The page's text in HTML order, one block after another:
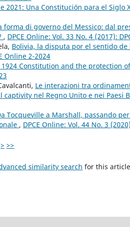
2021: Una Constitución para el Siglo
forma di governo del Messico: dal
, DPCE Online: Vol. 33 No. 4 (2017):
Bolivia, la disputa por el sentido
Online 2-2024
1924 Constitution and the protection
Le interazioni tra
nel Regno Unito e nei Paesi
Tocqueville a Marshall, passando
, DPCE Online: Vol. 44 No. 3
> >>
similarity search for this